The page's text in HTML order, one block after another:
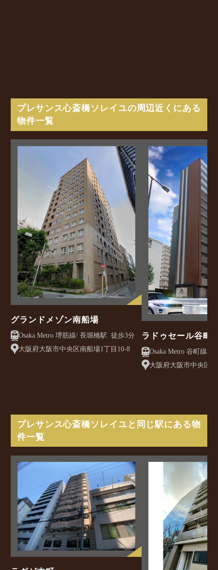
プレサンス心斎橋ソレイユの周辺近くにある
物件一覧
グランドメゾン南船場
Osaka Metro 堺筋線/ 長堀橋駅 徒歩3分
大阪府大阪市中央区南船場1丁目10-8
ラドゥセール谷町
ジュパレス谷町ブ
Osaka Metro 谷町線/ 谷町六丁目駅 徒歩3
分
大阪府大阪市中央区
プレサンス心斎橋ソレイユと同じ駅にある物
件一覧